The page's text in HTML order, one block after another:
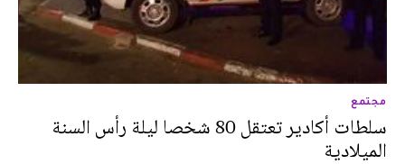
مجتمع
سلطات أكادير تعتقل 80 شخصا ليلة رأس السنة
الميلادية